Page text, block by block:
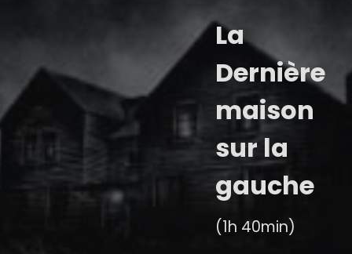
La
Dernière
maison
sur la
gauche
(1h 40min)